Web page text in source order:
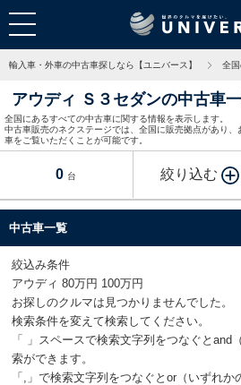
輸入車・外車の中古車探しなら【ユニバース】 全
アウディ Ｓ３セダンの中古車
全国にあるすべての中古車に関する情報を表示します。
中古車販売のネクステージでは、全国に販売拠点があり
車をご覧いただくことが可能です。
0 台 絞り込む
中古車一覧
絞込み条件
アウディ 80万円 100万円
お探しのクルマは見つかりませんでした。
検索条件を変えて検索してください。
「 」スペースで検索文字列をつなぐとand
索ができます。
「,」で検索文字列をつなぐとor（いずれ